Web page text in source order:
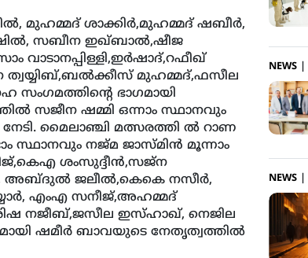
മുഹമ്മദ് ശാക്കിര്‍,മുഹമ്മദ് ഷബീര്‍,
സബീന ഇഖ്ബാല്‍,ഷീജ
ത്വയ്യിബ്,ബല്‍ക്കീസ് മുഹമ്മദ്,ഫസീല
ഭാഗമായി
സജീന ഷമ്മി ഒന്നാം സ്ഥാനവും
മൈലാഞ്ചി മത്സരത്തി ല്‍ റാണ
സ്ഥാനവും നജ്മ ജാസ്മിന്‍ മൂന്നാം
ശംസുദ്ദീന്‍,സജ്‌ന
അബ്ദുല്‍ ജലീല്‍,കെകെ നസീര്‍,
എംഎ സനീജ്,അഹമ്മദ്
നജീബ്,ജസീല ഇസ്ഹാഖ്, നെജില
ഷമീര്‍ ബാവയുടെ നേതൃത്വത്തില്‍
NEWS
NEWS